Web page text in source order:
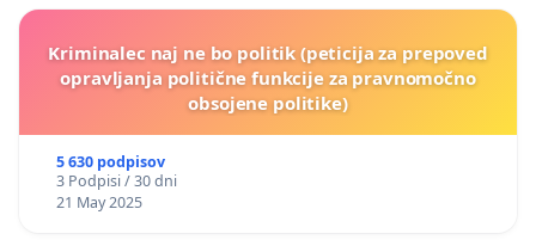
Kriminalec naj ne bo politik (peticija za prepoved
opravljanja politične funkcije za pravnomočno
obsojene politike)
5 630 podpisov
3 Podpisi / 30 dni
21 May 2025